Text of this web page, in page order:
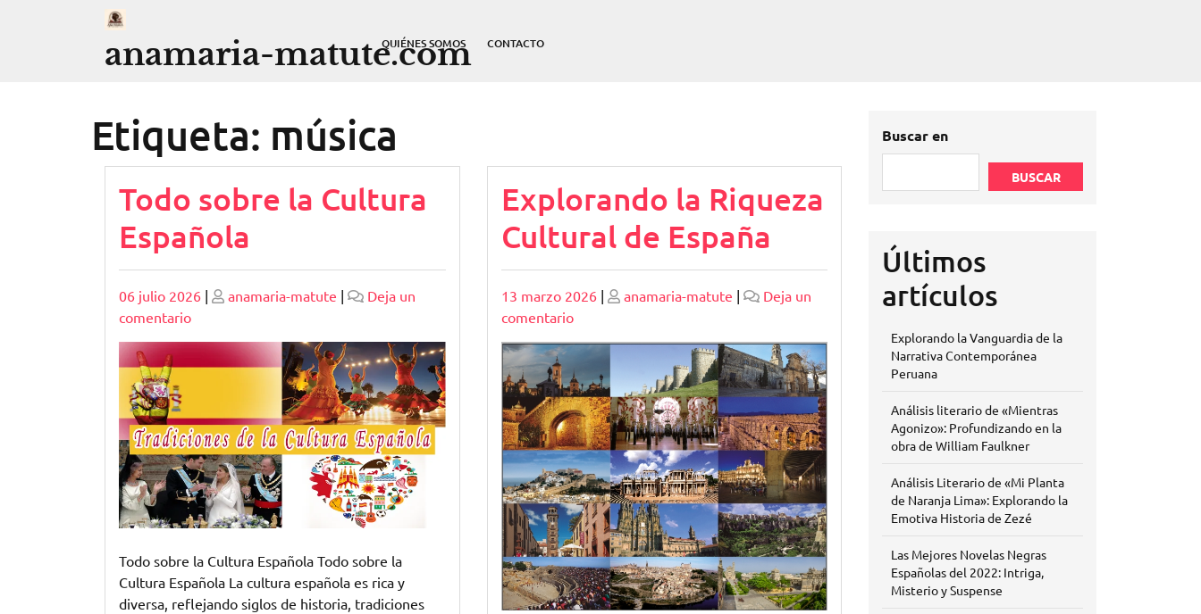
anamaria-matute.com
QUIÉNES SOMOS CONTACTO
Etiqueta: música
Todo sobre la Cultura
Española
Publicado
06 julio 2026 | Publicado
anamaria-matute |
Deja un
comentarioen
Todo
Española
Todo sobre la Cultura Española Todo sobre la
Cultura Española La cultura española es rica y
diversa, reflejando siglos de historia, tradiciones
Explorando la Riqueza
Cultural de España
Publicado
13 marzo 2026| Publicado
anamaria-matute |
Deja un
comentarioen
Explorando
la
Riqueza
Cultural
de
España
Buscar en
BUSCAR
Últimos
artículos
Explorando la Vanguardia de la
Narrativa Contemporánea
Peruana
Análisis literario de «Mientras
Agonizo»: Profundizando en la
obra de William Faulkner
Análisis Literario de «Mi Planta
de Naranja Lima»: Explorando la
Emotiva Historia de Zezé
Las Mejores Novelas Negras
Españolas del 2022: Intriga,
Misterio y Suspense